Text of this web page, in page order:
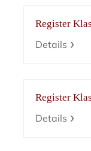
Register
Details
Register
Details